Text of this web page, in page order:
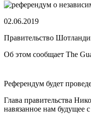
02.06.2019
Правительство
Об этом сообщает The
Референдум будет
Глава правительства
навязанное нам будущее